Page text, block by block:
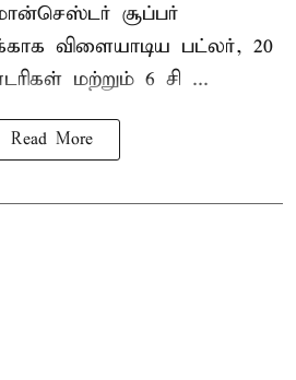
சூப்பர்
விளையாடிய பட்லர், 20
மற்றும் 6 சி ...
Read More